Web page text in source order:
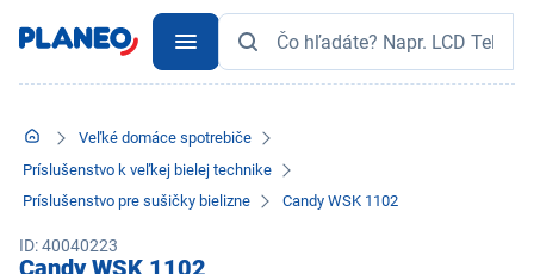
Veľké domáce spotrebiče
Príslušenstvo k veľkej bielej technike
Príslušenstvo pre sušičky bielizne
Candy WSK 1102
ID: 40040223
Candy WSK 1102